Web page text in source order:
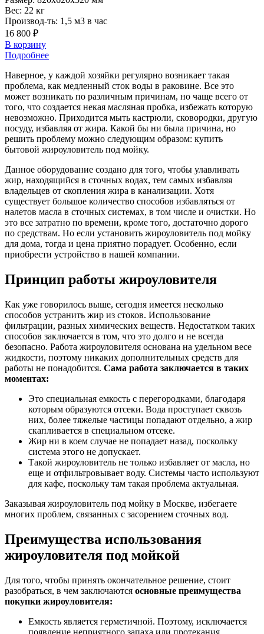
Вес: 22 кг
Производ-ть: 1,5 м3 в час
16 800 ₽
В корзину
Подробнее
Наверное, у каждой хозяйки регулярно возникает такая
проблема, как медленный сток воды в раковине. Все это
может возникать по различным причинам, но чаще всего от
того, что создается некая масляная пробка, избежать которую
невозможно. Приходится мыть кастрюли, сковородки, другую
посуду, избавляя от жира. Какой бы ни была причина, но
решить проблему можно следующим образом: купить
бытовой жироуловитель под мойку.
Данное оборудование создано для того, чтобы улавливать
жир, находящийся в сточных водах, тем самых избавляя
владельцев от скопления жира в канализации. Хотя
существует большое количество способов избавляться от
налетов масла в сточных системах, в том числе и очистки. Но
это все затратно по времени, кроме того, достаточно дорого
по средствам. Но если установить жироуловитель под мойку
для дома, тогда и цена приятно порадует. Особенно, если
приобрести устройство в нашей компании.
Принцип работы жироуловителя
Как уже говорилось выше, сегодня имеется несколько
способов устранить жир из стоков. Использование
фильтрации, разных химических веществ. Недостатком таких
способов заключается в том, что это долго и не всегда
безопасно. Работа жироуловителя основана на удельном весе
жидкости, поэтому никаких дополнительных средств для
работы не понадобится. Сама работа заключается в таких
моментах:
Это специальная емкость с перегородками, благодаря
которым образуются отсеки. Вода проступает сквозь
них, более тяжелые частицы попадают отдельно, а жир
скапливается в специальном отсеке.
Жир ни в коем случае не попадает назад, поскольку
система этого не допускает.
Такой жироуловитель не только избавляет от масла, но
еще и отфильтровывает воду. Системы часто используют
для кафе, поскольку там такая проблема актуальная.
Заказывая жироуловитель под мойку в Москве, избегаете
многих проблем, связанных с засорением сточных вод.
Преимущества использования
жироуловителя под мойкой
Для того, чтобы принять окончательное решение, стоит
разобраться, в чем заключаются основные преимущества
покупки жироуловителя:
Емкость является герметичной. Поэтому, исключается
появление неприятного запаха или протекания.